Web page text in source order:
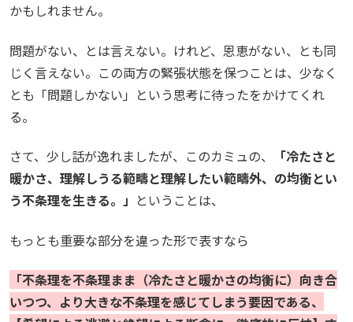
かもしれません。
問題がない、とは言えない。けれど、恩恵がない、とも同
じく言えない。この両方の緊張状態を保つことは、少なく
とも「問題しかない」という思考に待ったをかけてくれ
る。
さて、少し話が逸れましたが、このカミュの、
「冷たさと
暖かさ、理解しうる範疇と理解したい範疇外、の均衡とい
う不条理を生きる。」 ということは、
もっとも重要な部分を違った形で表すなら
「不条理を不条理まま（冷たさと暖かさの均衡に）向き合
いつつ、より大きな不条理を感じてしまう要因である、